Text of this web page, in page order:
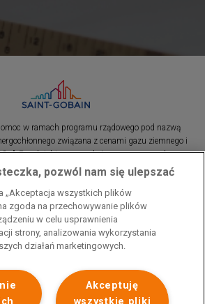
w ramach programu rządowego pod nazwą
związana z cenami gazu ziemnego i
r.”. Przedsiębiorca uzyskał pomoc w ramach
nazwą: „Pomoc dla sektorów energochłonnych
cen gazu ziemnego i energii elektrycznej w
pozwól nam się ulepszać
„Akceptacja wszystkich plików
zgoda na przechowywanie plików
w celu usprawnienia
strony, analizowania wykorzystania
działań marketingowych.
Akceptuję
wszystkie pliki